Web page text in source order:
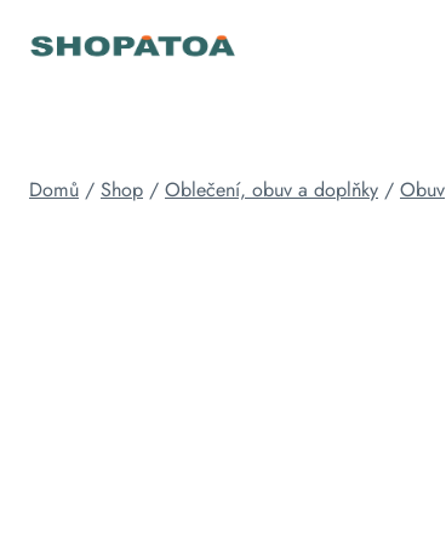
Domů / Shop / Oblečení, obuv a doplňky / Obuv